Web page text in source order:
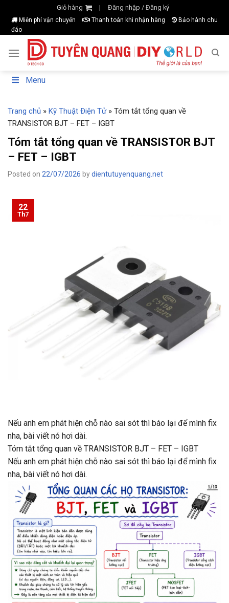
content
Giỏ hàng | Đăng nhập / Đăng ký
Miễn phí vận chuyển Thanh toán khi nhận hàng
Bảo hành chu
đáo
Menu
Trang chủ » Kỹ Thuật Điện Tử» Tóm tắt tổng quan về
TRANSISTOR BJT – FET – IGBT
Tóm tắt tổng quan về TRANSISTOR BJT
– FET – IGBT
Posted on 22/07/2026 bydientutuyenquang.net
22
Th7
Nếu anh em phát hiện chỗ nào sai sót thì báo lại để mình fix
nha, bài viết nó hơi dài.
Tóm tắt tổng quan về TRANSISTOR BJT – FET – IGBT
Nếu anh em phát hiện chỗ nào sai sót thì báo lại để mình fix
nha, bài viết nó hơi dài.